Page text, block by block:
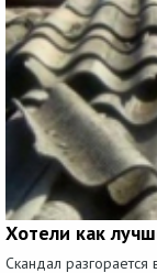
Хотели как
Скандал